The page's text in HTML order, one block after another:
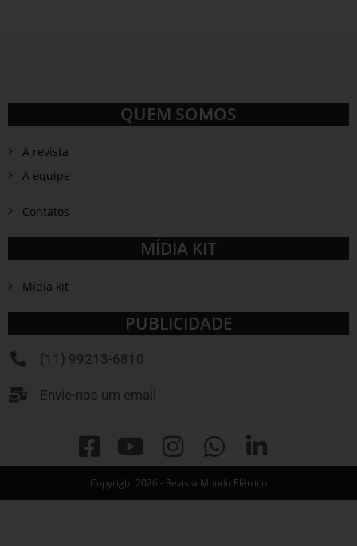
QUEM SOMOS
A revista
A equipe
Contatos
MÍDIA KIT
Mídia kit
PUBLICIDADE
(11) 99213-6810
Envie-nos um email
Copyright 2026 - Revista Mundo Elétrico